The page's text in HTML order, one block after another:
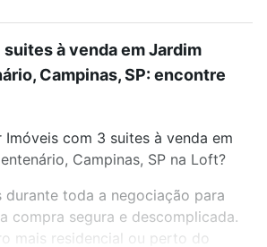
à venda em Jardim
Campinas, SP: encontre
Imóveis com 3 suites à venda em
Campinas, SP na Loft?
durante toda a negociação para
compra segura e descomplicada.
mais residencial ou perto do